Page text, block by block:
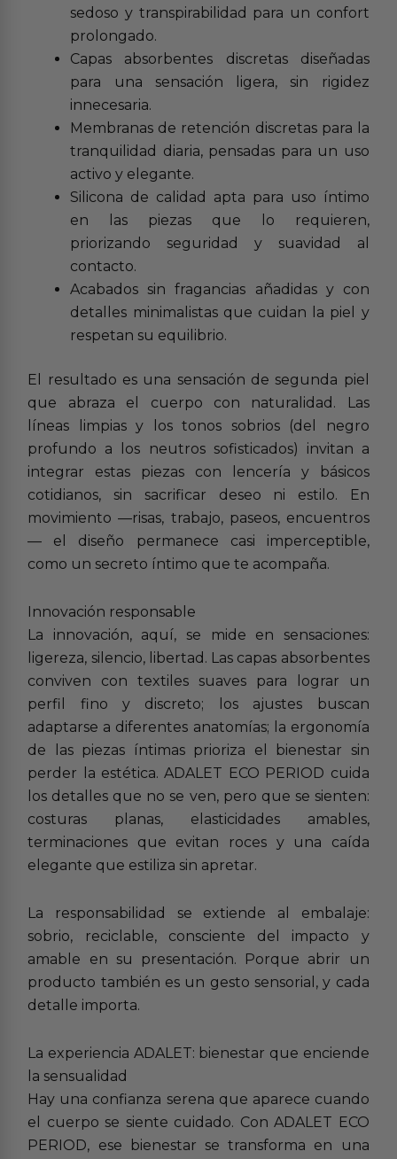
sedoso y transpirabilidad para un confort
prolongado.
Capas absorbentes discretas diseñadas
para una sensación ligera, sin rigidez
innecesaria.
Membranas de retención discretas para la
tranquilidad diaria, pensadas para un uso
activo y elegante.
Silicona de calidad apta para uso íntimo
en las piezas que lo requieren,
priorizando seguridad y suavidad al
contacto.
Acabados sin fragancias añadidas y con
detalles minimalistas que cuidan la piel y
respetan su equilibrio.
El resultado es una sensación de segunda piel
que abraza el cuerpo con naturalidad. Las
líneas limpias y los tonos sobrios (del negro
profundo a los neutros sofisticados) invitan a
integrar estas piezas con lencería y básicos
cotidianos, sin sacrificar deseo ni estilo. En
movimiento —risas, trabajo, paseos, encuentros
— el diseño permanece casi imperceptible,
como un secreto íntimo que te acompaña.
Innovación responsable
La innovación, aquí, se mide en sensaciones:
ligereza, silencio, libertad. Las capas absorbentes
conviven con textiles suaves para lograr un
perfil fino y discreto; los ajustes buscan
adaptarse a diferentes anatomías; la ergonomía
de las piezas íntimas prioriza el bienestar sin
perder la estética. ADALET ECO PERIOD cuida
los detalles que no se ven, pero que se sienten:
costuras planas, elasticidades amables,
terminaciones que evitan roces y una caída
elegante que estiliza sin apretar.
La responsabilidad se extiende al embalaje:
sobrio, reciclable, consciente del impacto y
amable en su presentación. Porque abrir un
producto también es un gesto sensorial, y cada
detalle importa.
La experiencia ADALET: bienestar que enciende
la sensualidad
Hay una confianza serena que aparece cuando
el cuerpo se siente cuidado. Con ADALET ECO
PERIOD, ese bienestar se transforma en una